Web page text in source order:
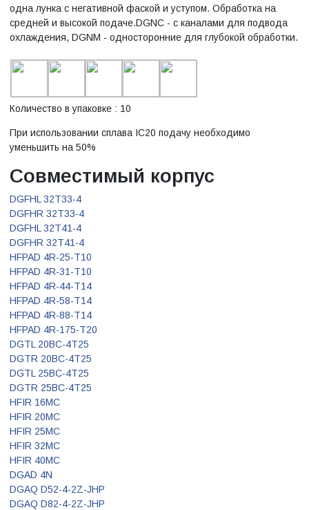
одна лунка с негативной фаской и уступом. Обработка на
средней и высокой подаче.DGNC - с каналами для подвода
охлаждения, DGNM - односторонние для глубокой обработки.
Количество в упаковке : 10
При использовании сплава IC20 подачу необходимо
уменьшить на 50%
Совместимый корпус
DGFHL 32T33-4
DGFHR 32T33-4
DGFHL 32T41-4
DGFHR 32T41-4
HFPAD 4R-25-T10
HFPAD 4R-31-T10
HFPAD 4R-44-T14
HFPAD 4R-58-T14
HFPAD 4R-88-T14
HFPAD 4R-175-T20
DGTL 20BC-4T25
DGTR 20BC-4T25
DGTL 25BC-4T25
DGTR 25BC-4T25
HFIR 16MC
HFIR 20MC
HFIR 25MC
HFIR 32MC
HFIR 40MC
DGAD 4N
DGAQ D52-4-2Z-JHP
DGAQ D82-4-2Z-JHP